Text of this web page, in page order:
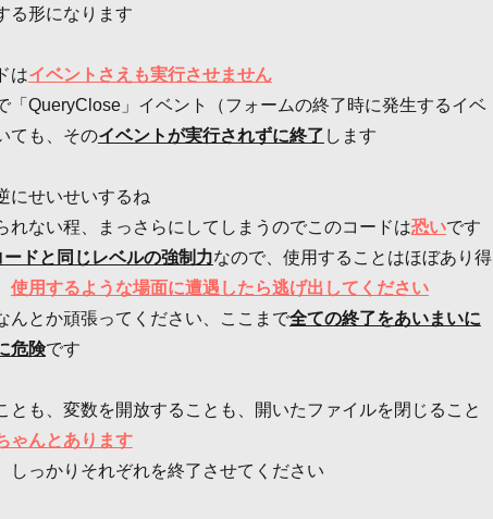
る形になります
はイベントさえも実行させません
「QueryClose」イベント（フォームの終了時に発生するイベ
ても、そのイベントが実行されずに終了 します
にせいせいするね
れない程、まっさらにしてしまうのでこのコードは恐いです
ドと同じレベルの強制力なので、使用することはほぼあり得
使用するような場面に遭遇したら逃げ出してください
んとか頑張ってください、ここまで全ての終了をあいまいに
危険です
とも、変数を開放することも、開いたファイルを閉じること
ゃんとあります
しっかりそれぞれを終了させてください